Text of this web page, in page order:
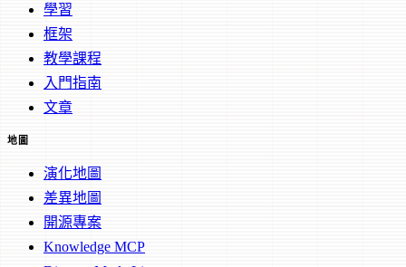
學習
框架
教學課程
入門指南
文章
地圖
演化地圖
差異地圖
開源專案
Knowledge MCP